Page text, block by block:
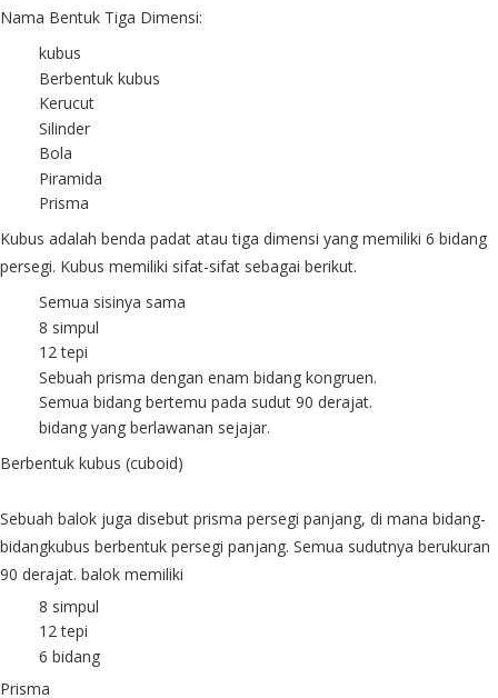
Nama Bentuk Tiga Dimensi:
kubus
Berbentuk kubus
Kerucut
Silinder
Bola
Piramida
Prisma
Kubus adalah benda padat atau tiga dimensi yang memiliki 6 bidang
persegi. Kubus memiliki sifat-sifat sebagai berikut.
Semua sisinya sama
8 simpul
12 tepi
Sebuah prisma dengan enam bidang kongruen.
Semua bidang bertemu pada sudut 90 derajat.
bidang yang berlawanan sejajar.
Berbentuk kubus (cuboid)
Sebuah balok juga disebut prisma persegi panjang, di mana bidang-
bidangkubus berbentuk persegi panjang. Semua sudutnya berukuran
90 derajat. balok memiliki
8 simpul
12 tepi
6 bidang
Prisma